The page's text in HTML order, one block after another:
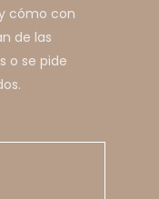
cómo con
de las
o se pide